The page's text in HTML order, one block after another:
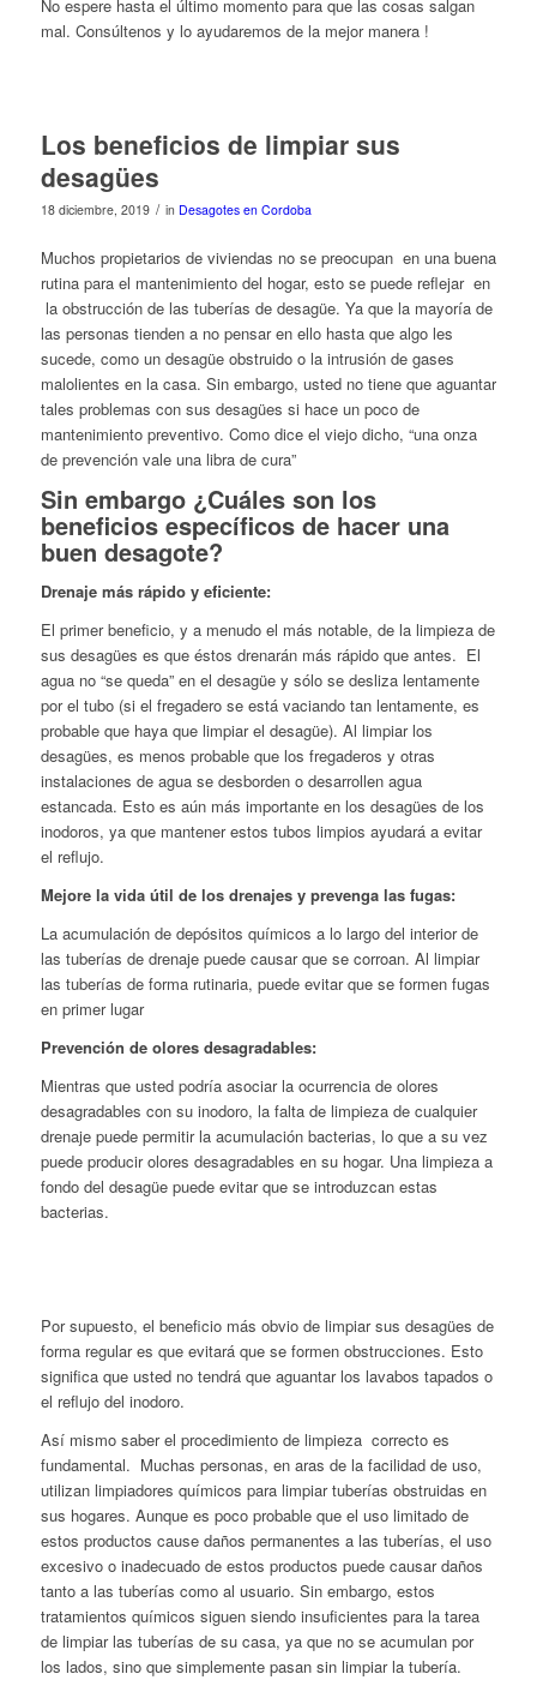
No espere hasta el último momento para que las cosas salgan
mal. Consúltenos y lo ayudaremos de la mejor manera !
Los beneficios de limpiar sus
desagües
18 diciembre, 2019 / in Desagotes en Cordoba
Muchos propietarios de viviendas no se preocupan en una buena
rutina para el mantenimiento del hogar, esto se puede reflejar en
la obstrucción de las tuberías de desagüe. Ya que la mayoría de
las personas tienden a no pensar en ello hasta que algo les
sucede, como un desagüe obstruido o la intrusión de gases
malolientes en la casa. Sin embargo, usted no tiene que aguantar
tales problemas con sus desagües si hace un poco de
mantenimiento preventivo. Como dice el viejo dicho, “una onza
de prevención vale una libra de cura”
Sin embargo ¿Cuáles son los
beneficios específicos de hacer una
buen desagote?
Drenaje más rápido y eficiente:
El primer beneficio, y a menudo el más notable, de la limpieza de
sus desagües es que éstos drenarán más rápido que antes. El
agua no “se queda” en el desagüe y sólo se desliza lentamente
por el tubo (si el fregadero se está vaciando tan lentamente, es
probable que haya que limpiar el desagüe). Al limpiar los
desagües, es menos probable que los fregaderos y otras
instalaciones de agua se desborden o desarrollen agua
estancada. Esto es aún más importante en los desagües de los
inodoros, ya que mantener estos tubos limpios ayudará a evitar
el reflujo.
Mejore la vida útil de los drenajes y prevenga las fugas:
La acumulación de depósitos químicos a lo largo del interior de
las tuberías de drenaje puede causar que se corroan. Al limpiar
las tuberías de forma rutinaria, puede evitar que se formen fugas
en primer lugar
Prevención de olores desagradables:
Mientras que usted podría asociar la ocurrencia de olores
desagradables con su inodoro, la falta de limpieza de cualquier
drenaje puede permitir la acumulación bacterias, lo que a su vez
puede producir olores desagradables en su hogar. Una limpieza a
fondo del desagüe puede evitar que se introduzcan estas
bacterias.
Por supuesto, el beneficio más obvio de limpiar sus desagües de
forma regular es que evitará que se formen obstrucciones. Esto
significa que usted no tendrá que aguantar los lavabos tapados o
el reflujo del inodoro.
Así mismo saber el procedimiento de limpieza correcto es
fundamental. Muchas personas, en aras de la facilidad de uso,
utilizan limpiadores químicos para limpiar tuberías obstruidas en
sus hogares. Aunque es poco probable que el uso limitado de
estos productos cause daños permanentes a las tuberías, el uso
excesivo o inadecuado de estos productos puede causar daños
tanto a las tuberías como al usuario. Sin embargo, estos
tratamientos químicos siguen siendo insuficientes para la tarea
de limpiar las tuberías de su casa, ya que no se acumulan por
los lados, sino que simplemente pasan sin limpiar la tubería.